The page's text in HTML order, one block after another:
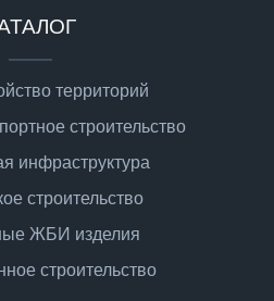
территорий
строительство
инфраструктура
строительство
ЖБИ изделия
строительство